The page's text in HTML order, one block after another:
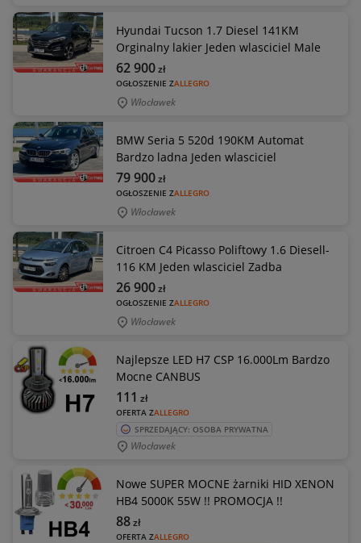
Hyundai Tucson 1.7 Diesel 141KM
Orginalny lakier Jeden wlasciciel Male
OGŁOSZENIE ZALLEGRO
62 900zł
Włocławek
BMW Seria 5 520d 190KM Automat
Bardzo ladna Jeden wlasciciel
OGŁOSZENIE ZALLEGRO
79 900zł
Włocławek
Citroen C4 Picasso Poliftowy 1.6 Diesell-
116 KM Jeden wlasciciel Zadba
OGŁOSZENIE ZALLEGRO
26 900zł
Włocławek
Najlepsze LED H7 CSP 16.000Lm Bardzo
Mocne CANBUS
OFERTA ZALLEGRO
111 zł
SPRZEDAJĄCY: OSOBA PRYWATNA
Włocławek
Nowe SUPER MOCNE żarniki HID XENON
HB4 5000K 55W !! PROMOCJA !!
OFERTA ZALLEGRO
88zł